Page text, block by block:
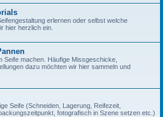
erlernen oder selbst welche
hier herzlich ein.
Seife machen. Häufige Missgeschicke,
dazu möchten wir hier sammeln und
Seife (Schneiden, Lagerung, Reifezeit,
fotografisch in Szene setzen etc.)